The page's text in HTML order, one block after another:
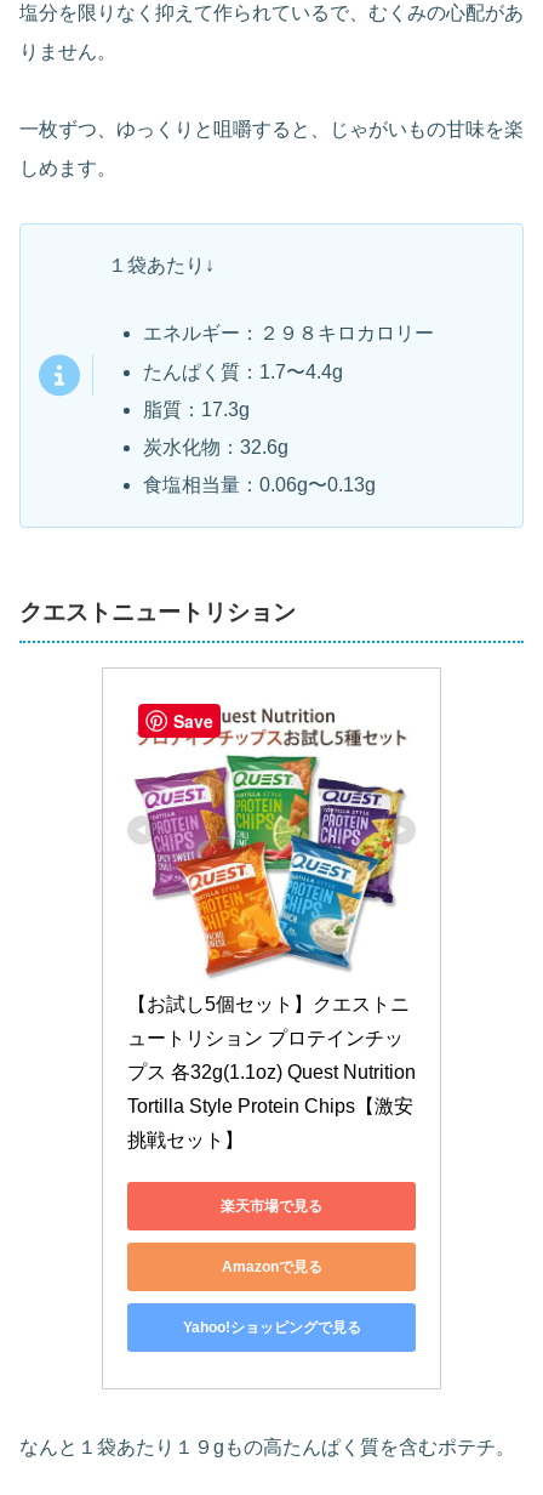
塩分を限りなく抑えて作られているで、むくみの心配があ
りません。
一枚ずつ、ゆっくりと咀嚼すると、じゃがいもの甘味を楽
しめます。
１袋あたり↓
エネルギー：２９８キロカロリー
たんぱく質：1.7〜4.4g
脂質：17.3g
炭水化物：32.6g
食塩相当量：0.06g〜0.13g
クエストニュートリション
【お試し5個セット】クエストニ
ュートリション プロテインチッ
プス 各32g(1.1oz) Quest Nutrition
Tortilla Style Protein Chips【激安
挑戦セット】
楽天市場で見る
Amazonで見る
Yahoo!ショッピングで見る
なんと１袋あたり１９gもの高たんぱく質を含むポテチ。
Save